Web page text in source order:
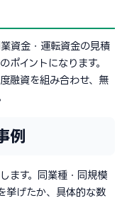
資金・運転資金の見積
ポイントになります。
融資を組み合わせ、無
例
ます。同業種・同規模
挙げたか、具体的な数